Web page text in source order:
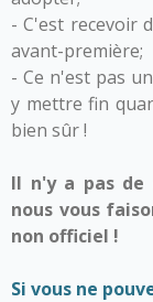
- C'est recevoir
avant-première;
- Ce n'est pas
y mettre fin
bien sûr !
Il n'y a pas de
nous vous
non officiel !
Si vous ne